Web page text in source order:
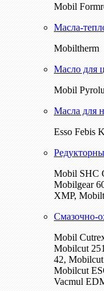
Mobil
Масла-
Mobiltherm
Масло для
Mobil
Масла для
Esso Febis
Mobil SHC
Mobilgear
XМP,
Смазочно-
Mobil
Mobilcut
42,
Mobilcut
Vacmul